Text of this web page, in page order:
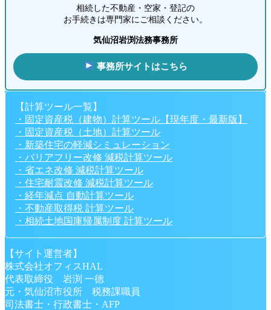
相続した不動産・空家・登記の
お手続きは専門家にご相談ください。
気仙沼岩渕法務事務所
事務所サイトはこちら
【計算ツール一覧】
・固定資産税（建物）計算ツール【現年度・最新版】
・固定資産税（土地）計算ツール
・新築住宅の軽減シミュレーション
・バリアフリー改修 減税計算ツール
・省エネ改修 減税計算ツール
・住宅耐震改修 減税計算ツール
・経年減点 自動計算ツール
・不動産取得税 計算ツール
・相続土地国庫帰属制度 計算ツール
【サイト運営者】
株式会社オフィスHAL
代表取締役 岩渕 一徳
元・気仙沼市役所 税務課職員
司法書士・行政書士・AFP